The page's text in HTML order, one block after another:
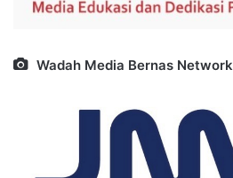
Wadah Media Bernas Network